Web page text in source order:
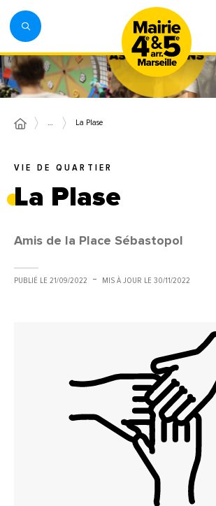
… La Plase
VIE DE QUARTIER
La Plase
Amis de la Place Sébastopol
PUBLIÉ LE 21/09/2022 MIS À JOUR LE 30/11/2022